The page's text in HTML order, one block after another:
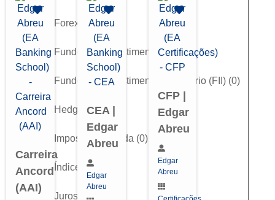
Forex 0)
Fundos de Investimento(0)
Fundos de Investimento Imobiliário (FII) (0)
Hedge (0)
Imposto de Renda (0)
Índice 0)
Juros (DI)
Carreira
Ancord
(AAI)
CEA |
Edgar
Abreu
Edgar
Abreu
CFP |
Edgar
Abreu
Edgar
Abreu